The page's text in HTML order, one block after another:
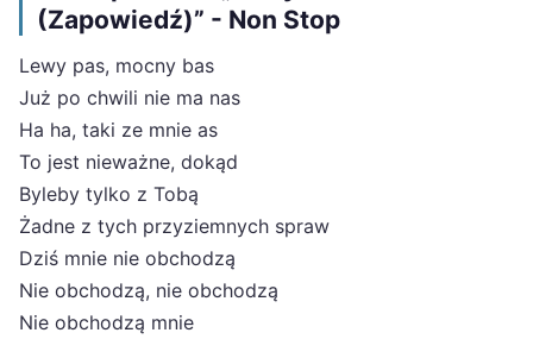
(Zapowiedź)” - Non Stop
Lewy pas, mocny bas
Już po chwili nie ma nas
Ha ha, taki ze mnie as
To jest nieważne, dokąd
Byleby tylko z Tobą
Żadne z tych przyziemnych spraw
Dziś mnie nie obchodzą
Nie obchodzą, nie obchodzą
Nie obchodzą mnie